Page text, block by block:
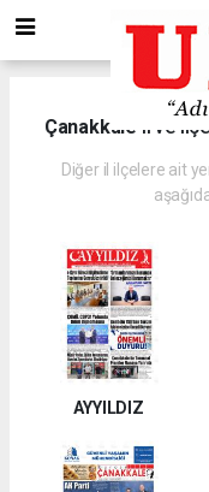
Çanakkale il ve
Diğer il ilçelere ait
AYYILDIZ